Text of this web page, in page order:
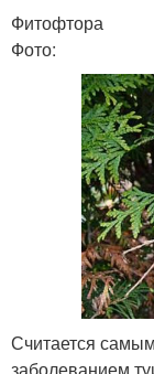
Фитофтора
Фото:
Считается
заболеванием